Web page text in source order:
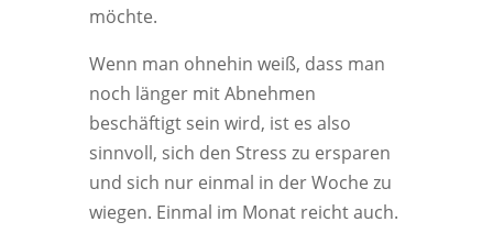
möchte.
Wenn man ohnehin weiß, dass man
noch länger mit Abnehmen
beschäftigt sein wird, ist es also
sinnvoll, sich den Stress zu ersparen
und sich nur einmal in der Woche zu
wiegen. Einmal im Monat reicht auch.